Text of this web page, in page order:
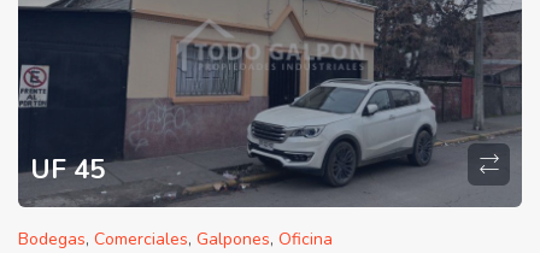
UF 45
Bodegas, Comerciales, Galpones, Oficina